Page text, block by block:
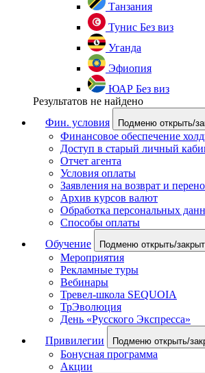
Танзания
Тунис Без виз
Уганда
Эфиопия
ЮАР Без виз
Результатов не найдено
Фин. условия
Подменю открыть/
Финансовое обеспечение
Доступ в старый личный
Отчет агента
Условия оплаты
Заявления на возврат и
Архив курсов валют
Обработка персональных
Способы оплаты
Обучение
Подменю открыть/
Мероприятия
Рекламные туры
Вебинары
Тревел-школа SEQUOIA
ТрЭволюция
День «Русского Экспресса»
Привилегии
Подменю открыть/
Бонусная программа
Акции